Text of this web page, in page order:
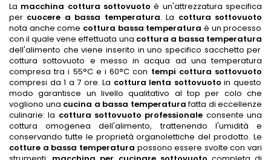
La macchina cottura sottovuoto è un'attrezzatura specifica
per cuocere a bassa temperatura. La cottura sottovuoto
nota anche come cottura bassa temperatura è un processo
con il quale vene effettuata una cottura a bassa temperatura
dell'alimento che viene inserito in uno specifico sacchetto per
cottura sottovuoto e messo in acqua ad una temperatura
compresa tra i 55°C e i 60°C con tempi cottura sottovuoto
compresi da 1 a 7 ore. La cottura lenta sottovuoto in questo
modo garantisce un livello qualitativo al top per colo che
vogliono una cucina a bassa temperaturafatta di eccellenze
culinarie: la cottura sottovuoto professionale consente una
cottura omogenea dell'alimento, trattenendo l'umidità e
conservando tutte le proprietà organolettiche del prodotto. Le
cotture a bassa temperatura possono essere svolte con vari